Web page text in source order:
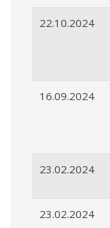
22.10.2024
16.09.2024
23.02.2024
23.02.2024